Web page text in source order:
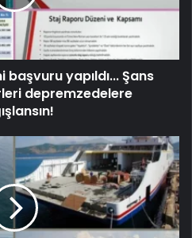
başvuru yapıldı... Şans
depremzedelere